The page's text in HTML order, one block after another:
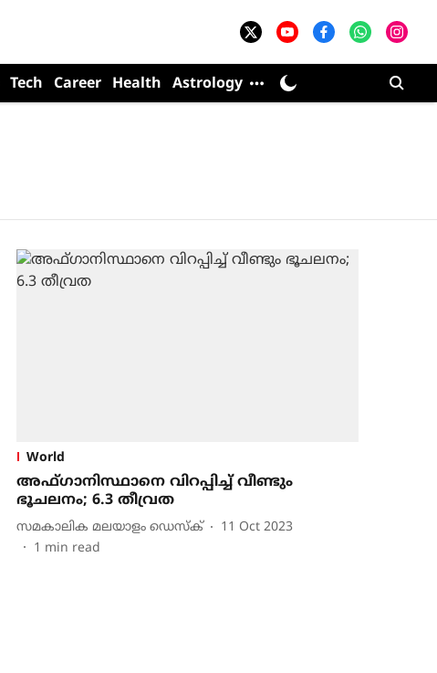
Tech Career Health Astrology
World
അഫ്‌​ഗാനിസ്ഥാനെ വിറപ്പിച്ച് വീണ്ടും
ഭൂചലനം; 6.3 തീവ്രത
സമകാലിക മലയാളം ഡെസ്ക്
11 Oct 2023
1 min read